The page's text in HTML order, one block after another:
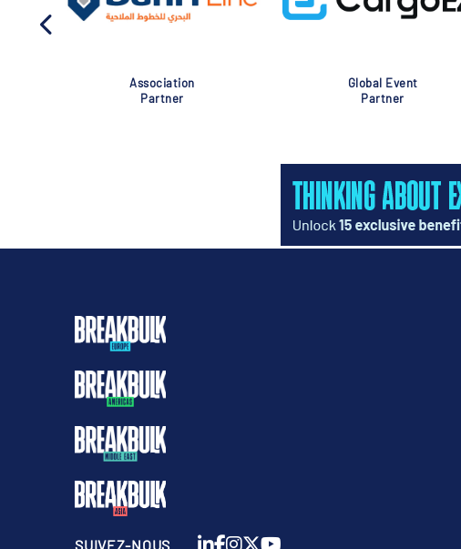
Association
Partner
Global Event
Partner
SUIVEZ-NOUS